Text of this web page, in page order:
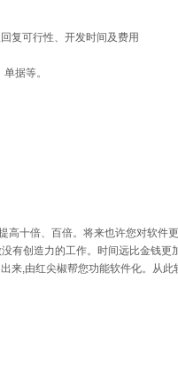
复可行性、开发时间及费用
据等。
高十倍、百倍。将来也许您对软件
有创造力的工作。时间远比金钱
来,由红尖椒帮您功能软件化。从